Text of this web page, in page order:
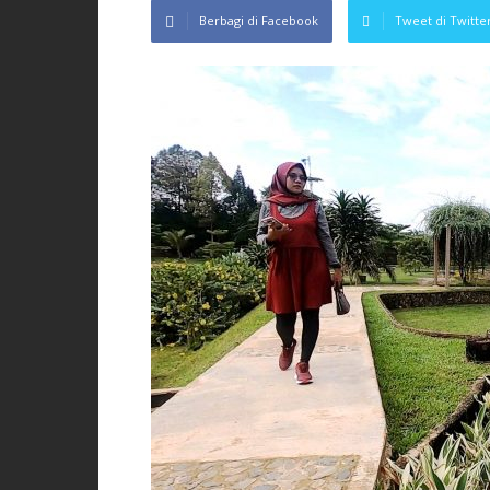
Berbagi di Facebook Tweet di